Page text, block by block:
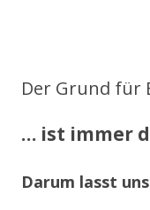
Der Grund für
… ist immer
Darum lasst